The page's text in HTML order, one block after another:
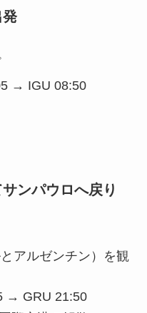
発
→ IGU 08:50
ンパウロへ戻り
アルゼンチン）を観
→ GRU 21:50